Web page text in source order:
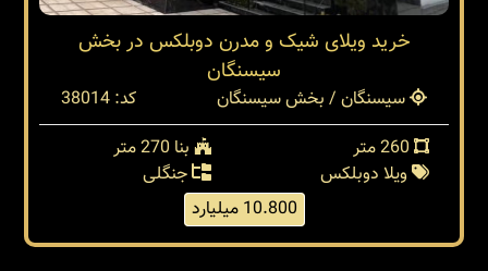
خرید ویلای شیک و مدرن دوبلکس در بخش
سیسنگان
سیسنگان / بخش سیسنگان
کد: 38014
بنا 270 متر
ویلا دوبلکس
جنگلی
10.800 میلیارد